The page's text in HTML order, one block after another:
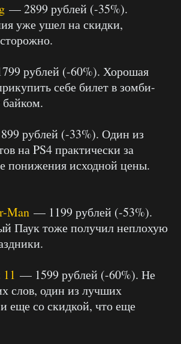
— 2899 рублей (-35%).
уже ушел на скидки,
рублей (-60%). Хорошая
себе билет в зомби-
рублей (-33%). Один из
на PS4 практически за
понижения исходной цены.
Man — 1199 рублей (-53%).
Паук тоже получил неплохую
— 1599 рублей (-60%). Не
слов, один из лучших
еще со скидкой, что еще